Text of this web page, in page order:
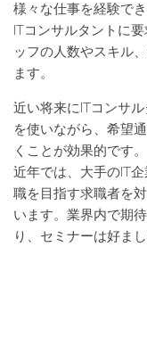
様々な仕事を経験で
ITコンサルタントに
ッフの人数やスキル
ます。
近い将来にITコンサ
を使いながら、希望
くことが効果的です。
近年では、大手のIT
職を目指す求職者を
います。業界内で期
り、セミナーは好ま